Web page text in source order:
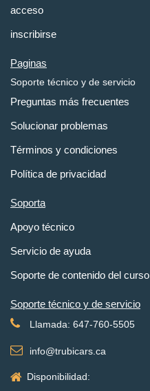
acceso
inscribirse
Paginas
Soporte técnico y de servicio
Preguntas más frecuentes
Solucionar problemas
Términos y condiciones
Política de privacidad
Soporta
Apoyo técnico
Servicio de ayuda
Soporte de contenido del curso
Soporte técnico y de servicio
Llamada: 647-760-5505
info@trubicars.ca
Disponibilidad: